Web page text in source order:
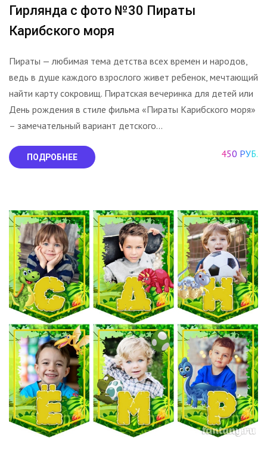
Гирлянда с фото №30 Пираты
Карибского моря
Пираты — любимая тема детства всех времен и народов,
ведь в душе каждого взрослого живет ребенок, мечтающий
найти карту сокровищ. Пиратская вечеринка для детей или
День рождения в стиле фильма «Пираты Карибского моря»
– замечательный вариант детского...
ПОДРОБНЕЕ 450 РУБ.